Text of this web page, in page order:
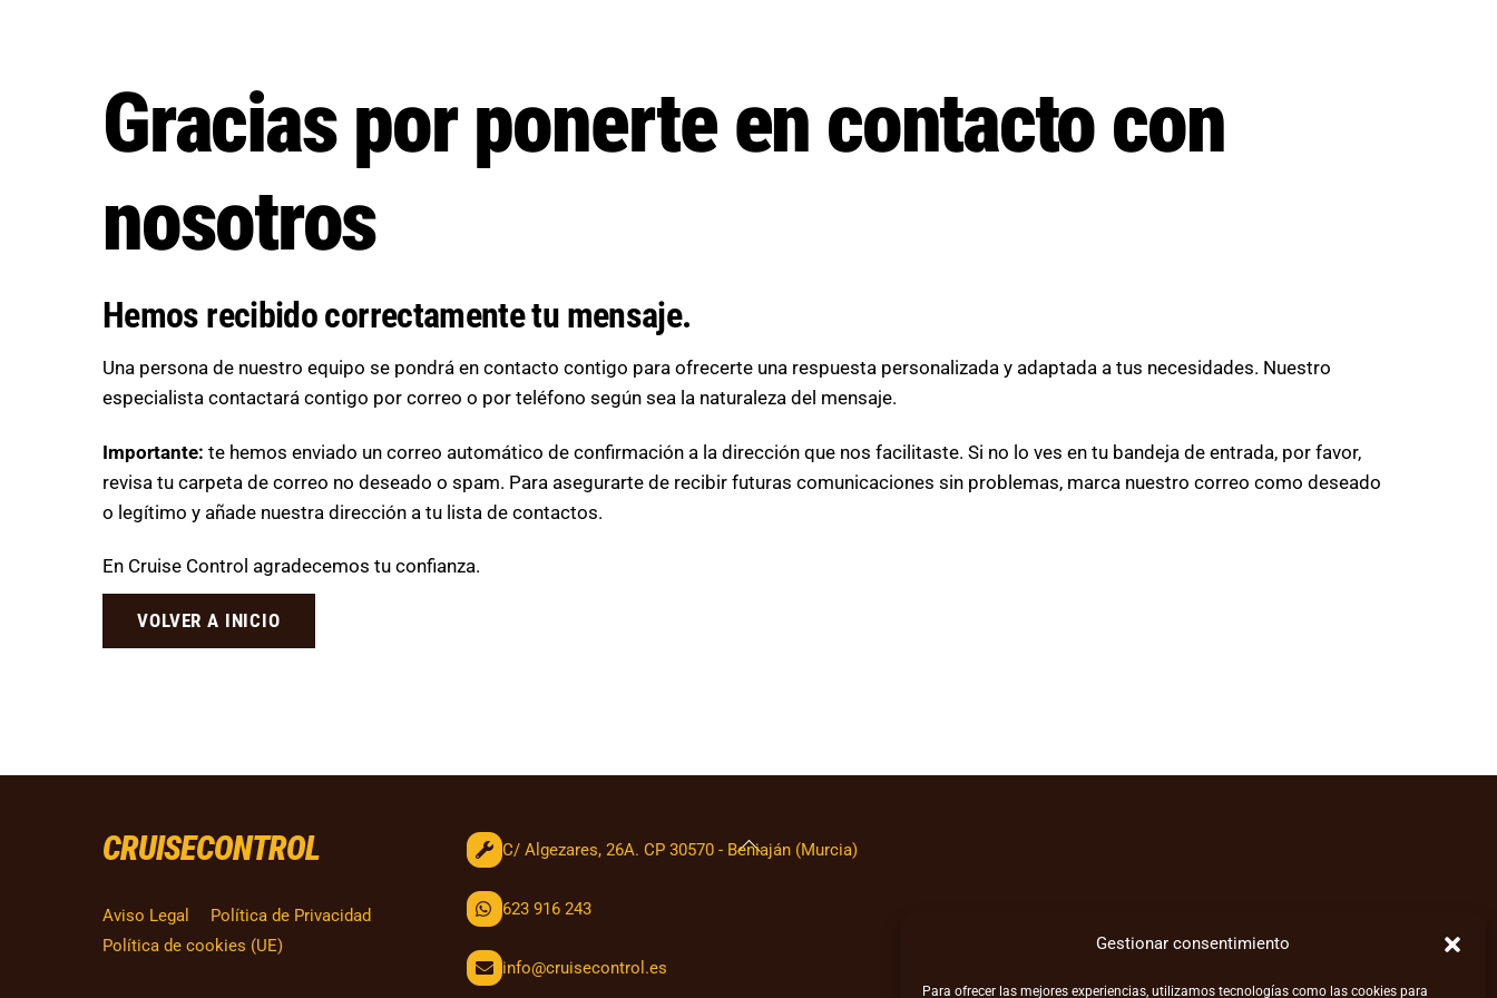
Gestionar consentimiento
Para ofrecer las mejores experiencias, utilizamos tecnologías como las cookies para
Gracias por ponerte en contacto con
nosotros
Hemos recibido correctamente tu mensaje.
Una persona de nuestro equipo se pondrá en contacto contigo para ofrecerte una respuesta personalizada y adaptada a tus necesidades. Nuestro
especialista contactará contigo por correo o por teléfono según sea la naturaleza del mensaje.
Importante: te hemos enviado un correo automático de confirmación a la dirección que nos facilitaste. Si no lo ves en tu bandeja de entrada, por favor,
revisa tu carpeta de correo no deseado o spam. Para asegurarte de recibir futuras comunicaciones sin problemas, marca nuestro correo como deseado
o legítimo y añade nuestra dirección a tu lista de contactos.
En Cruise Control agradecemos tu confianza.
VOLVER A INICIO
Back
CRUISECONTROL
Aviso Legal
Política de Privacidad
Política de cookies (UE)
C/ Algezares, 26A. CP 30570 - Beniaján (Murcia)
623 916 243
info@cruisecontrol.es